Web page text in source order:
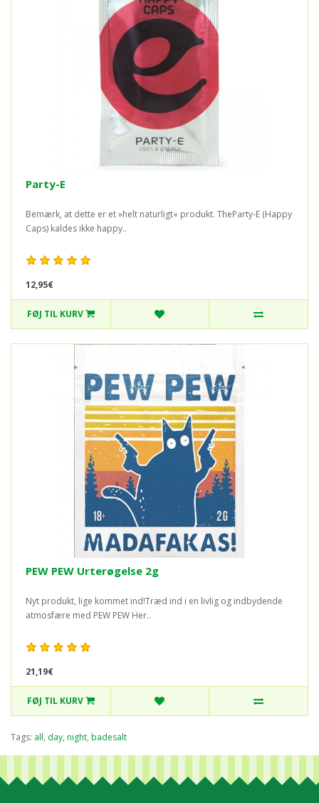
Party-E
Bemærk, at dette er et »helt naturligt« produkt. TheParty-E (Happy
Caps) kaldes ikke happy..
12,95€
FØJ TIL KURV
PEW PEW Urterøgelse 2g
Nyt produkt, lige kommet ind!Træd ind i en livlig og indbydende
atmosfære med PEW PEW Her..
21,19€
FØJ TIL KURV
Tags: all, day, night, badesalt